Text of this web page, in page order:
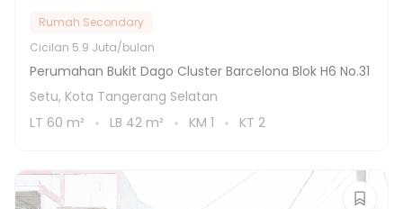
Rumah Secondary
Cicilan 5.9 Juta/bulan
Perumahan Bukit Dago Cluster Barcelona Blok H6 No.31
Setu, Kota Tangerang Selatan
LT 60 m² LB 42 m² KM 1 KT 2